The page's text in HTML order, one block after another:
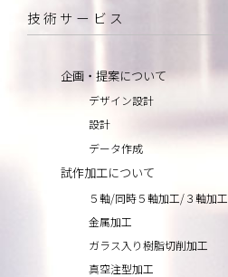
技術サービス
企画・提案について
デザイン設計
設計
データ作成
試作加工について
５軸/同時５軸加工/３軸加工
金属加工
ガラス入り樹脂切削加工
真空注型加工